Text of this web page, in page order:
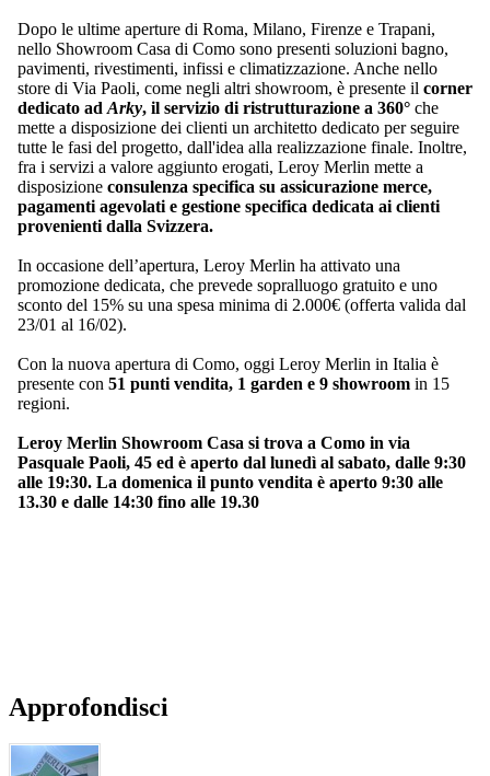
Dopo le ultime aperture di Roma, Milano, Firenze e Trapani,
nello Showroom Casa di Como sono presenti soluzioni bagno,
pavimenti, rivestimenti, infissi e climatizzazione. Anche nello
store di Via Paoli, come negli altri showroom, è presente il corner
dedicato ad Arky, il servizio di ristrutturazione a 360° che
mette a disposizione dei clienti un architetto dedicato per seguire
tutte le fasi del progetto, dall'idea alla realizzazione finale. Inoltre,
fra i servizi a valore aggiunto erogati, Leroy Merlin mette a
disposizione consulenza specifica su assicurazione merce,
pagamenti agevolati e gestione specifica dedicata ai clienti
provenienti dalla Svizzera.
In occasione dell’apertura, Leroy Merlin ha attivato una
promozione dedicata, che prevede sopralluogo gratuito e uno
sconto del 15% su una spesa minima di 2.000€ (offerta valida dal
23/01 al 16/02).
Con la nuova apertura di Como, oggi Leroy Merlin in Italia è
presente con 51 punti vendita, 1 garden e 9 showroom in 15
regioni.
Leroy Merlin Showroom Casa si trova a Como in via
Pasquale Paoli, 45 ed è aperto dal lunedì al sabato, dalle 9:30
alle 19:30. La domenica il punto vendita è aperto 9:30 alle
13.30 e dalle 14:30 fino alle 19.30
Approfondisci